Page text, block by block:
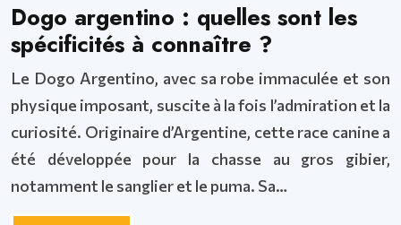
Dogo argentino : quelles sont les
spécificités à connaître ?
Le Dogo Argentino, avec sa robe immaculée et son
physique imposant, suscite à la fois l’admiration et la
curiosité. Originaire d’Argentine, cette race canine a
été développée pour la chasse au gros gibier,
notamment le sanglier et le puma. Sa…